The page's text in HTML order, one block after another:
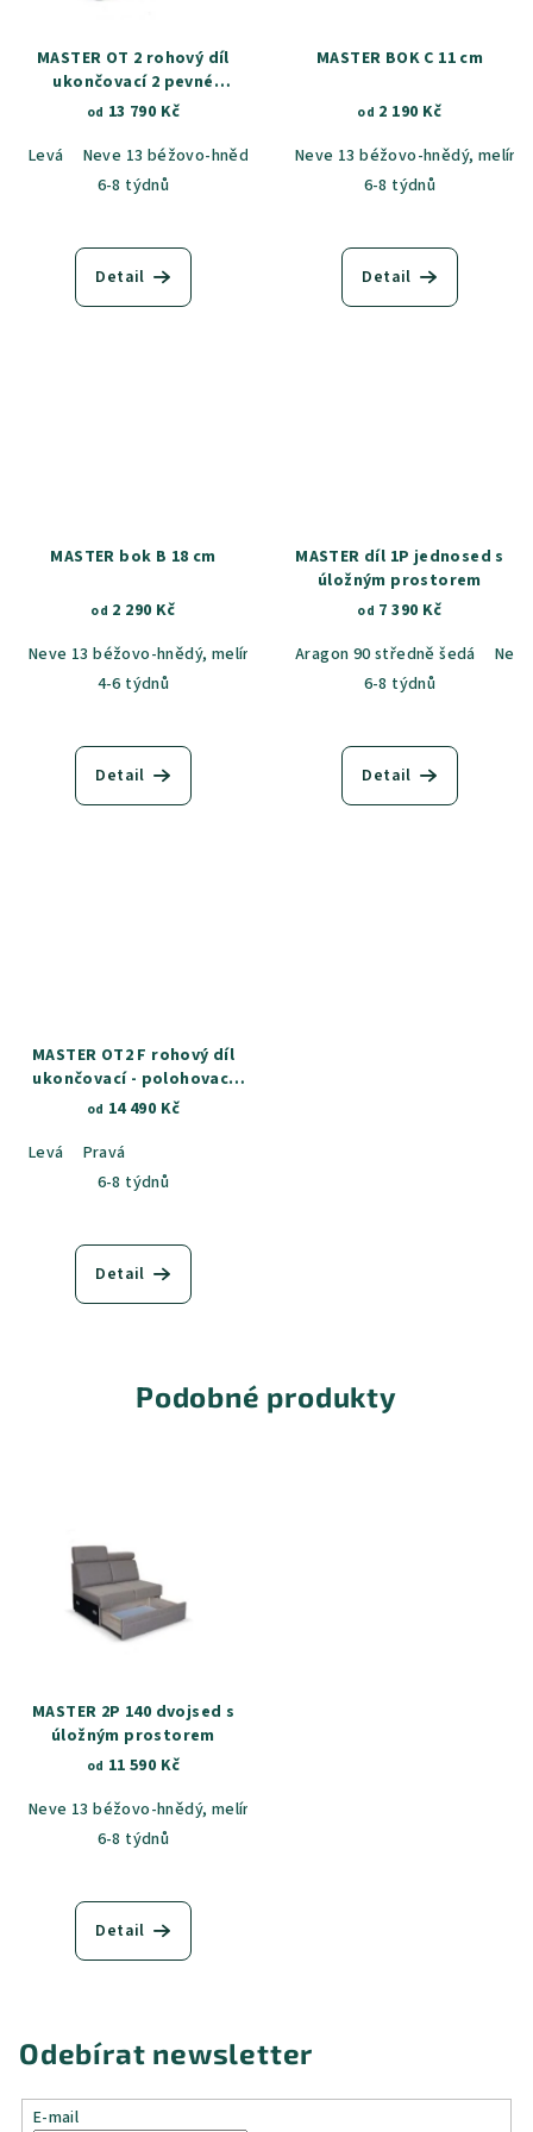
MASTER OT 2 rohový díl
ukončovací 2 pevné
záhlavníky
od 13 790 Kč
Levá
Neve 13 béžovo-hnědý, melír
Neve 90 šedá, melír
6-8 týdnů
Detail
MASTER BOK C 11 cm
od 2 190 Kč
Neve 13 béžovo-hnědý, melír
6-8 týdnů
Detail
MASTER bok B 18 cm
od 2 290 Kč
Neve 13 béžovo-hnědý, melír
Neve 90 šedá, melír Castel 59
4-6 týdnů
Detail
MASTER díl 1P jednosed s
úložným prostorem
od 7 390 Kč
Aragon 90 středně šedá
6-8 týdnů
Detail
MASTER OT2 F rohový díl
ukončovací - polohovací
záhlavníky
od 14 490 Kč
Levá
Pravá
6-8 týdnů
Detail
Podobné produkty
MASTER 2P 140 dvojsed s
úložným prostorem
od 11 590 Kč
Neve 13 béžovo-hnědý, melír
6-8 týdnů
Detail
Odebírat newsletter
E-mail